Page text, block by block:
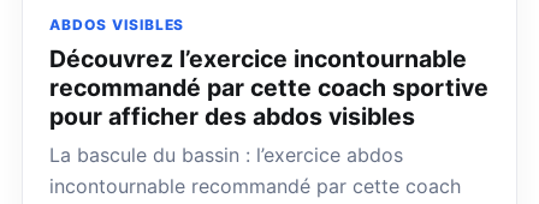
ABDOS VISIBLES
Découvrez l’exercice incontournable
recommandé par cette coach sportive
pour afficher des abdos visibles
La bascule du bassin : l’exercice abdos
incontournable recommandé par cette coach